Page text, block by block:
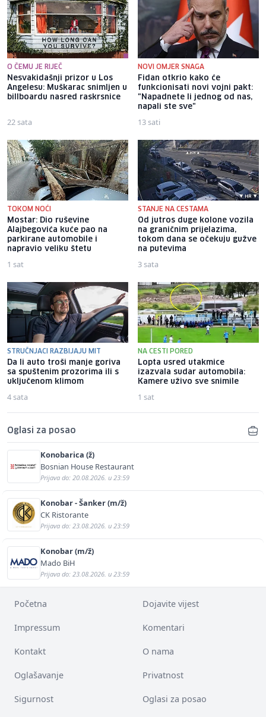
O ČEMU JE RIJEČ
Nesvakidašnji prizor u Los
Angelesu: Muškarac snimljen u
billboardu nasred raskrsnice
22 sata
NOVI OMJER SNAGA
Fidan otkrio kako će
funkcionisati novi vojni pakt:
"Napadnete li jednog od nas,
napali ste sve"
13 sati
TOKOM NOĆI
Mostar: Dio ruševine
Alajbegovića kuće pao na
parkirane automobile i
napravio veliku štetu
1 sat
STANJE NA CESTAMA
Od jutros duge kolone vozila
na graničnim prijelazima,
tokom dana se očekuju gužve
na putevima
3 sata
STRUČNJACI RAZBIJAJU MIT
Da li auto troši manje goriva
sa spuštenim prozorima ili s
uključenom klimom
4 sata
NA CESTI PORED
Lopta usred utakmice
izazvala sudar automobila:
Kamere uživo sve snimile
1 sat
Oglasi za posao
Konobarica (ž)
Bosnian House Restaurant
Prijava do: 20.08.2026. u 23:59
Konobar - Šanker (m/ž)
CK Ristorante
Prijava do: 23.08.2026. u 23:59
Konobar (m/ž)
Mado BiH
Prijava do: 23.08.2026. u 23:59
Početna Dojavite vijest
Impressum Komentari
Kontakt O nama
Oglašavanje Privatnost
Sigurnost Oglasi za posao